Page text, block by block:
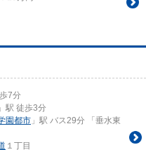
7分
」駅 徒歩3分
園都市 」駅 バス29分 「垂水東
１丁目